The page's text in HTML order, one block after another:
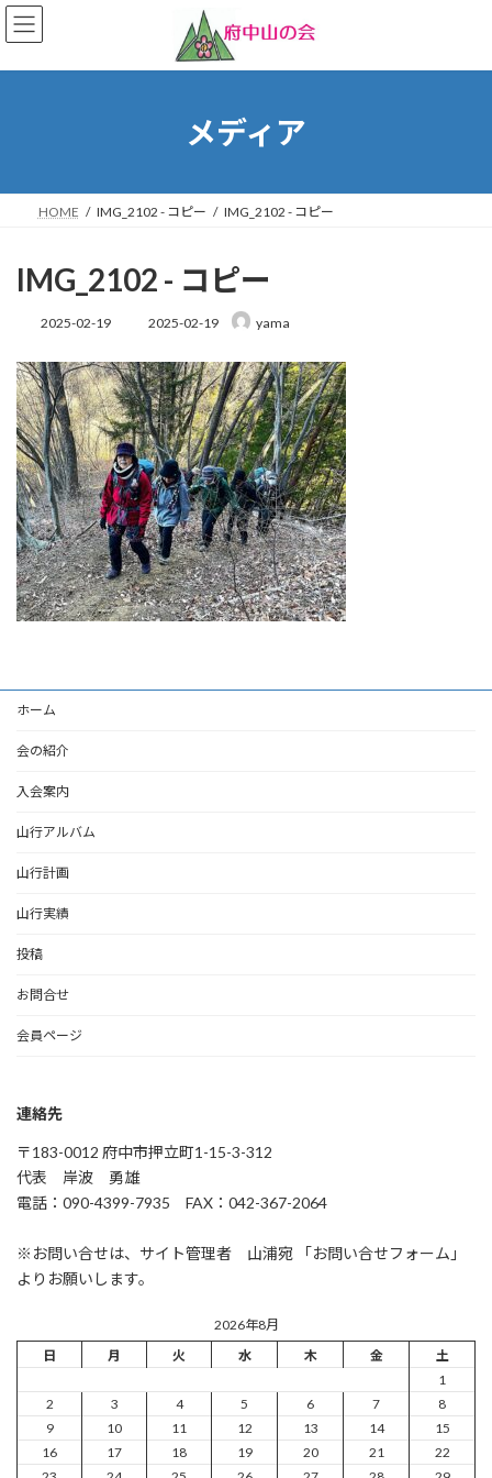
コ
ン
ン
ナ
ビ
ー
メディア
HOME IMG_2102 - コピー IMG_2102 - コピー
IMG_2102 - コピー
2025-02-19
最
更
新
日
時
:
2025-02-19 yama
ホーム
会の紹介
入会案内
山行アルバム
山行計画
山行実績
投稿
お問合せ
会員ページ
連絡先
〒183-0012 府中市押立町1-15-3-312
代表 岸波 勇雄
電話：090-4399-7935 FAX：042-367-2064
※お問い合せは、サイト管理者 山浦宛 「お問い合せフォーム」
よりお願いします。
2026年8月
日
月 火 水 木 金
土
1
2
3 4 5 6 7
8
9
10 11 12 13 14
15
16
17 18 19 20 21
22